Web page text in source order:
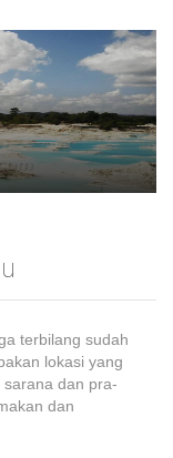
terbilang sudah
lokasi yang
dan pra-
dan